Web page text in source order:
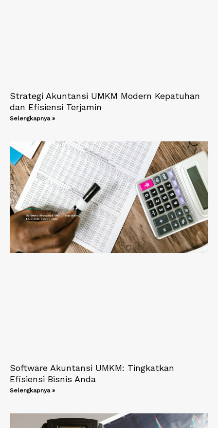
Strategi Akuntansi UMKM Modern Kepatuhan
dan Efisiensi Terjamin
Selengkapnya »
Software Akuntansi UMKM: Tingkatkan
Efisiensi Bisnis Anda
Selengkapnya »